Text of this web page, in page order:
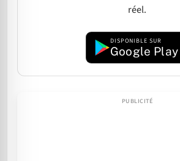
réel.
DISPONIBLE SUR
Google Play